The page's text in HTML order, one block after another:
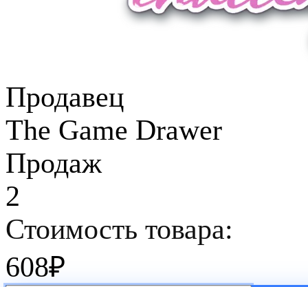
Продавец
The Game Drawer
Продаж
2
Стоимость товара:
608₽